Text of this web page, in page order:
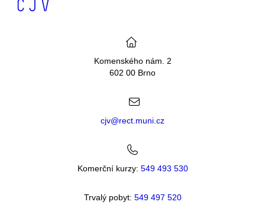
Komenského nám. 2
602 00 Brno
cjv@rect.muni.cz
Komerční kurzy: 549 493 530
Trvalý pobyt: 549 497 520